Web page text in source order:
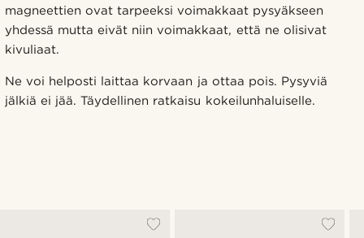
magneettien ovat tarpeeksi voimakkaat pysyäkseen
yhdessä mutta eivät niin voimakkaat, että ne olisivat
kivuliaat.
Ne voi helposti laittaa korvaan ja ottaa pois. Pysyviä
jälkiä ei jää. Täydellinen ratkaisu kokeilunhaluiselle.